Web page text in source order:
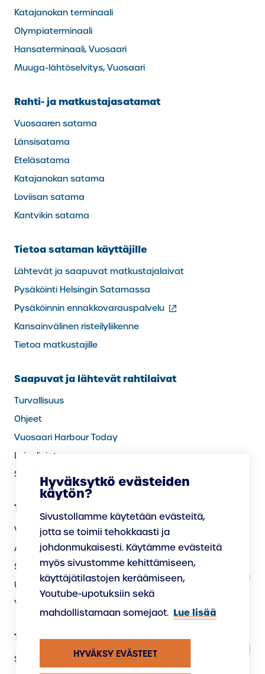
Katajanokan terminaali
Olympiaterminaali
Hansaterminaali, Vuosaari
Muuga-lähtöselvitys, Vuosaari
Rahti- ja matkustajasatamat
Vuosaaren satama
Länsisatama
Eteläsatama
Katajanokan satama
Loviisan satama
Kantvikin satama
Tietoa sataman käyttäjille
Lähtevät ja saapuvat matkustajalaivat
Pysäköinti Helsingin Satamassa
Pysäköinnin ennakkovarauspalvelu(ulkoinen
linkki)
Kansainvälinen risteilyliikenne
Tietoa matkustajille
Saapuvat ja lähtevät rahtilaivat
Turvallisuus
Ohjeet
Vuosaari Harbour Today
Laivalinjat
Sää satamassa
Tietoa meistä
Vastuullisuus
Avoimet työpaikat
Satamassa palvelevat yritykset
Uudistamme satamaa
Yhteystiedot
Tietosuoja
Saavutettavuusseloste
Hyväksytkö evästeiden
käytön?
Sivustollamme käytetään evästeitä,
jotta se toimii tehokkaasti ja
johdonmukaisesti. Käytämme evästeitä
myös sivustomme kehittämiseen,
käyttäjätilastojen keräämiseen,
Youtube-upotuksiin sekä
mahdollistamaan somejaot. Lue lisää
HYVÄKSY EVÄSTEET